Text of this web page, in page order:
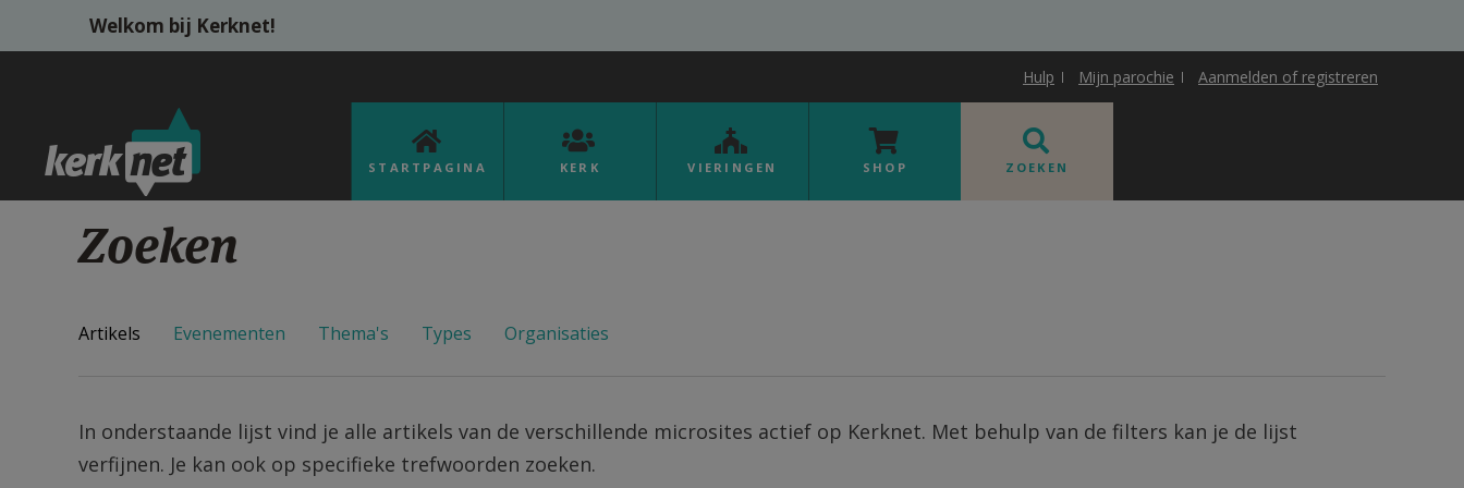
Overslaan en naar de inhoud gaan
Welkom bij Kerknet!
Hulp Mijn parochie Aanmelden of registreren
STARTPAGINA KERK VIERINGEN SHOP ZOEKEN
Zoeken
Artikels Evenementen Thema's Types Organisaties
In onderstaande lijst vind je alle artikels van de verschillende microsites actief op Kerknet. Met behulp van de filters kan je de lijst
verfijnen. Je kan ook op specifieke trefwoorden zoeken.